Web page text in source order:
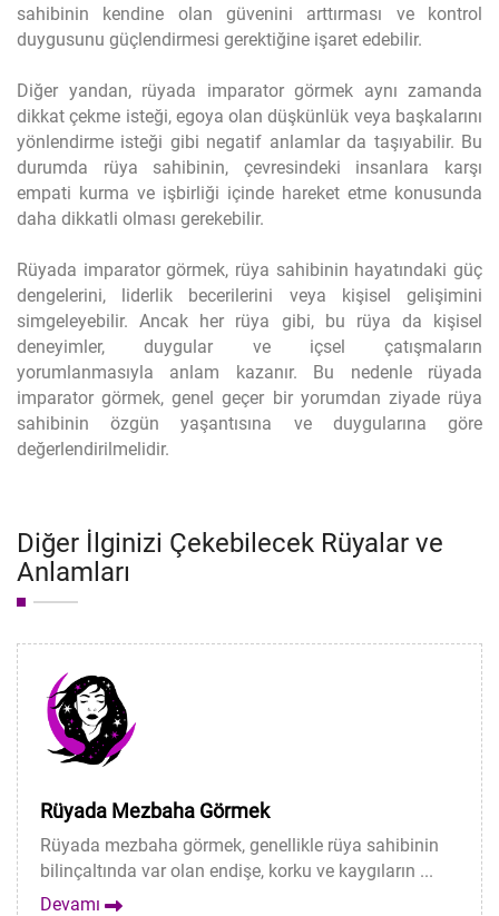
sahibinin kendine olan güvenini arttırması ve kontrol
duygusunu güçlendirmesi gerektiğine işaret edebilir.
Diğer yandan, rüyada imparator görmek aynı zamanda
dikkat çekme isteği, egoya olan düşkünlük veya başkalarını
yönlendirme isteği gibi negatif anlamlar da taşıyabilir. Bu
durumda rüya sahibinin, çevresindeki insanlara karşı
empati kurma ve işbirliği içinde hareket etme konusunda
daha dikkatli olması gerekebilir.
Rüyada imparator görmek, rüya sahibinin hayatındaki güç
dengelerini, liderlik becerilerini veya kişisel gelişimini
simgeleyebilir. Ancak her rüya gibi, bu rüya da kişisel
deneyimler, duygular ve içsel çatışmaların
yorumlanmasıyla anlam kazanır. Bu nedenle rüyada
imparator görmek, genel geçer bir yorumdan ziyade rüya
sahibinin özgün yaşantısına ve duygularına göre
değerlendirilmelidir.
Diğer İlginizi Çekebilecek Rüyalar ve
Anlamları
Rüyada Mezbaha Görmek
Rüyada mezbaha görmek, genellikle rüya sahibinin
bilinçaltında var olan endişe, korku ve kaygıların ...
Devamı